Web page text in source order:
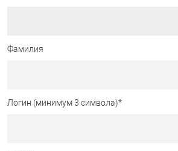
Фамилия
Логин (минимум 3 символа)*